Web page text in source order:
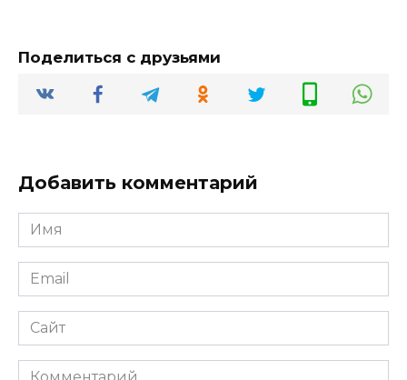
Поделиться с друзьями
Добавить комментарий
Имя
*
Email
*
Сайт
Комментарий